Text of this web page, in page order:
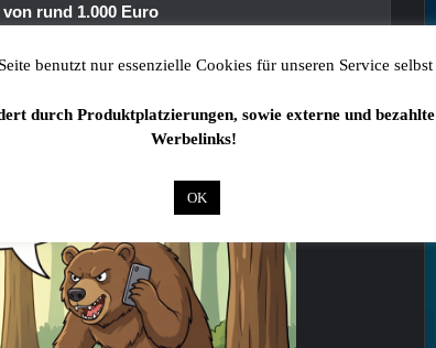
rund 1.000 Euro
benutzt nur essenzielle Cookies für unseren Service selbst
durch Produktplatzierungen, sowie externe und bezahlte
Werbelinks!
OK